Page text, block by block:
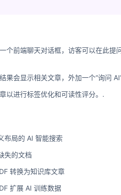
个前端聊天对话框，访客可以在此提
果会显示相关文章，外加一个“询问
以进行标签优化和可读性评分。.
布局的 AI 智能搜索
失的文档
转换为知识库文章
扩展 AI 训练数据